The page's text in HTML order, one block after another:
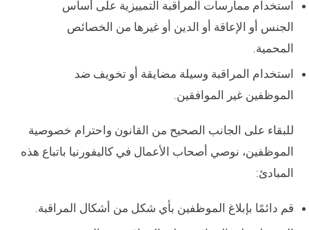
استخدام ممارسات المراقبة التمييزية على أساس
الجنس أو الإعاقة أو الدين أو غيرها من الخصائص
المحمية.
استخدام المراقبة وسيلة مضايقة أو تخويف ضد
الموظفين غير الموافقين.
للبقاء على الجانب الصحيح من القانون واحترام خصوصية
الموظفين، نوصي أصحاب الأعمال في كاليفورنيا باتباع هذه
المبادئ:
قم دائمًا بإبلاغ الموظفين بأي شكل من أشكال المراقبة.